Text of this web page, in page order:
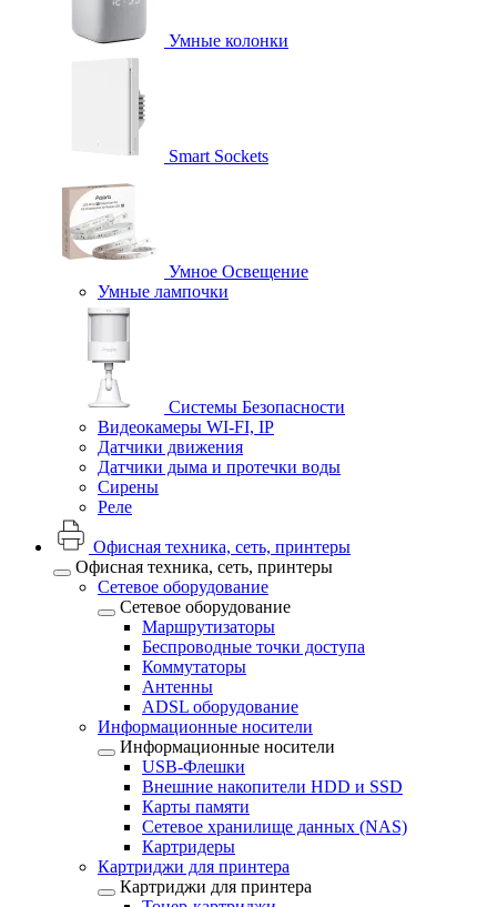
Умные колонки
Smart Sockets
Умное Освещение
Умные лампочки
Системы Безопасности
Видеокамеры WI-FI, IP
Датчики движения
Датчики дыма и протечки воды
Сирены
Реле
Офисная техника, cеть, принтеры
Офисная техника, cеть, принтеры
Сетевое оборудование
Сетевое оборудование
Маршрутизаторы
Беспроводные точки доступа
Коммутаторы
Антенны
ADSL оборудование
Информационные носители
Информационные носители
USB-Флешки
Внешние накопители HDD и SSD
Карты памяти
Сетевое хранилище данных (NAS)
Картридеры
Картриджи для принтера
Картриджи для принтера